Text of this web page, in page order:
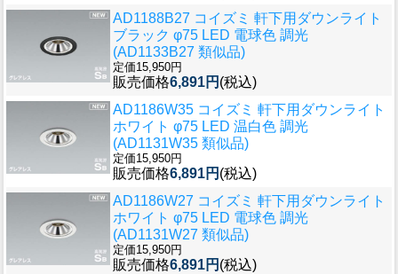
AD1188B27 コイズミ 軒下用ダウンライト
ブラック φ75 LED 電球色 調光
(AD1133B27 類似品)
定価15,950円
販売価格6,891円 (税込)
AD1186W35 コイズミ 軒下用ダウンライト
ホワイト φ75 LED 温白色 調光
(AD1131W35 類似品)
定価15,950円
販売価格6,891円 (税込)
AD1186W27 コイズミ 軒下用ダウンライト
ホワイト φ75 LED 電球色 調光
(AD1131W27 類似品)
定価15,950円
販売価格6,891円 (税込)